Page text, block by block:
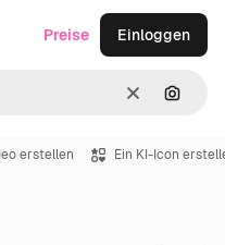
LöschenNach
Preise Einloggen
erstellen Ein KI-Icon